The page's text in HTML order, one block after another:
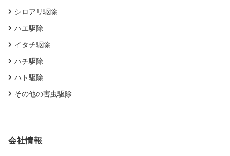
シロアリ駆除
ハエ駆除
イタチ駆除
ハチ駆除
ハト駆除
その他の害虫駆除
会社情報